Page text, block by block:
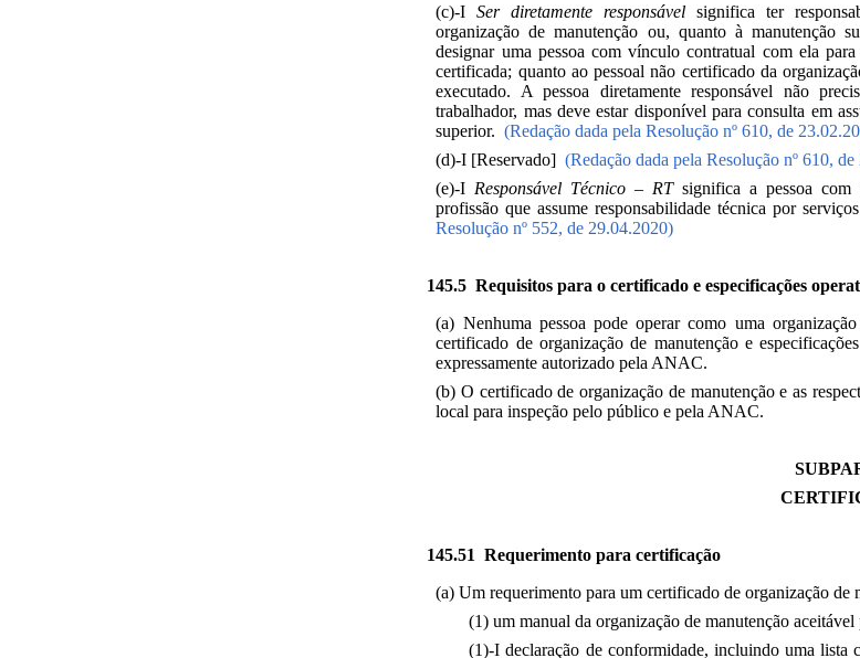
(c)-ISer diretamente responsável significa ter
organização de manutenção ou, quanto à manutenção
designar uma pessoa com vínculo contratual com ela
certificada; quanto ao pessoal não certificado da
executado. A pessoa diretamente responsável não
trabalhador, mas deve estar disponível para consulta em
superior.(Redação dada pela Resolução nº 610, de
(d)-I [Reservado](Redação dada pela Resolução nº 610,
(e)-I Responsável Técnico – RTsignifica a pessoa com
profissão que assume responsabilidade técnica por
Resolução nº 552, de 29.04.2020)
145.5 Requisitos para o certificado e especificações
(a) Nenhuma pessoa pode operar como uma
certificado de organização de manutenção e
expressamente autorizado pela ANAC.
(b) O certificado de organização de manutenção e as
local para inspeção pelo público e pela ANAC.
145.51 Requerimento para certificação
(a) Um requerimento para um certificado de organização de
(1) um manual da organização de manutenção
(1)-I declaração de conformidade, incluindo uma